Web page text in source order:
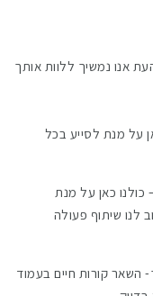
אנו נמשיך ללוות אותך
על מנת לסייע בכל
כאן על מנת
לנו שיתוף פעולה
קורות חיים בעמוד